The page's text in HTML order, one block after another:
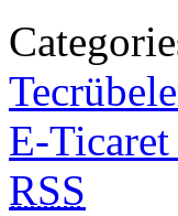
E-Ticaret
RSS